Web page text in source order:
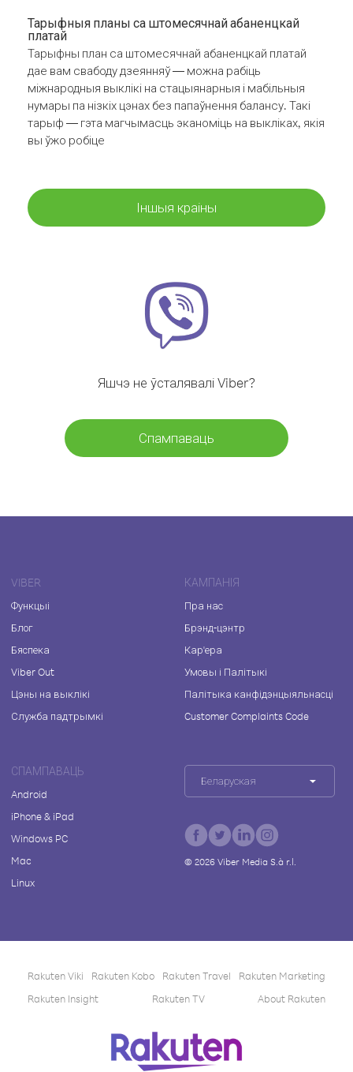
Тарыфныя планы са штомесячнай абаненцкай
платай
Тарыфны план са штомесячнай абаненцкай платай
дае вам свабоду дзеянняў — можна рабіць
міжнародныя выклікі на стацыянарныя і мабільныя
нумары па нізкіх цэнах без папаўнення балансу. Такі
тарыф — гэта магчымасць эканоміць на выкліках, якія
вы ўжо робіце
Іншыя краіны
Яшчэ не ўсталявалі Viber?
Спампаваць
VIBER
Функцыі
Блог
Бяспека
Viber Out
Цэны на выклікі
Служба падтрымкі
КАМПАНІЯ
Пра нас
Брэнд-цэнтр
Кар'ера
Умовы і Палітыкі
Палітыка канфідэнцыяльнасці
Customer Complaints Code
СПАМПАВАЦЬ
Android
iPhone & iPad
Windows PC
Mac
Linux
Беларуская
© 2026Viber Media S.à r.l.
Rakuten Viki Rakuten Kobo Rakuten Travel
Rakuten Marketing
Rakuten Insight
Rakuten TV About Rakuten